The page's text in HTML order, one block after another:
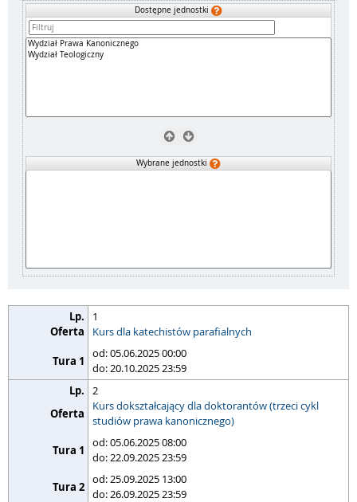
Dostępne jednostki
Wybrane jednostki
1
Kurs dla katechistów parafialnych
od: 05.06.2025 00:00
do: 20.10.2025 23:59
2
Kurs dokształcający dla doktorantów (trzeci cykl
studiów prawa kanonicznego)
od: 05.06.2025 08:00
do: 22.09.2025 23:59
od: 25.09.2025 13:00
do: 26.09.2025 23:59